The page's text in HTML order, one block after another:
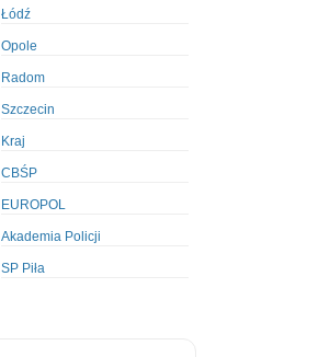
Łódź
Opole
Radom
Szczecin
Kraj
CBŚP
EUROPOL
Akademia Policji
SP Piła